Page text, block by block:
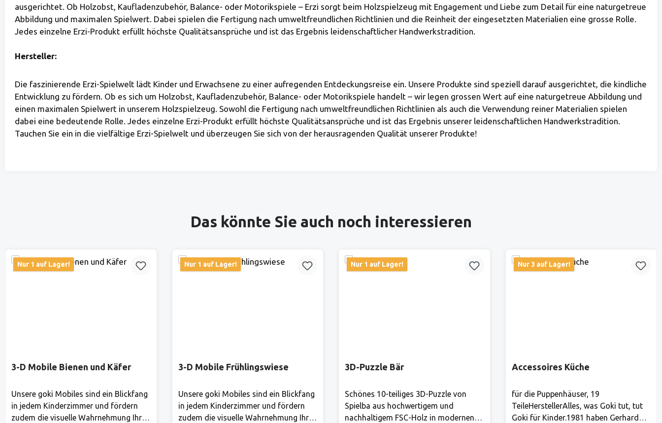
ausgerichtet. Ob Holzobst, Kaufladenzubehör, Balance- oder Motorikspiele – Erzi sorgt beim Holzspielzeug mit Engagement und Liebe zum Detail für eine naturgetreue
Abbildung und maximalen Spielwert. Dabei spielen die Fertigung nach umweltfreundlichen Richtlinien und die Reinheit der eingesetzten Materialien eine grosse Rolle.
Jedes einzelne Erzi-Produkt erfüllt höchste Qualitätsansprüche und ist das Ergebnis leidenschaftlicher Handwerkstradition.
Hersteller:
Die faszinierende Erzi-Spielwelt lädt Kinder und Erwachsene zu einer aufregenden Entdeckungsreise ein. Unsere Produkte sind speziell darauf ausgerichtet, die kindliche
Entwicklung zu fördern. Ob es sich um Holzobst, Kaufladenzubehör, Balance- oder Motorikspiele handelt – wir legen grossen Wert auf eine naturgetreue Abbildung und
einen maximalen Spielwert in unserem Holzspielzeug. Sowohl die Fertigung nach umweltfreundlichen Richtlinien als auch die Verwendung reiner Materialien spielen
dabei eine bedeutende Rolle. Jedes einzelne Erzi-Produkt erfüllt höchste Qualitätsansprüche und ist das Ergebnis unserer leidenschaftlichen Handwerkstradition.
Tauchen Sie ein in die vielfältige Erzi-Spielwelt und überzeugen Sie sich von der herausragenden Qualität unserer Produkte!
Das könnte Sie auch noch interessieren
Nur 1 auf Lager!
3-D Mobile Bienen und Käfer
Unsere goki Mobiles sind ein Blickfang
in jedem Kinderzimmer und fördern
zudem die visuelle Wahrnehmung Ihres
Nur 1 auf Lager!
3-D Mobile Frühlingswiese
Unsere goki Mobiles sind ein Blickfang
in jedem Kinderzimmer und fördern
zudem die visuelle Wahrnehmung Ihres
Nur 1 auf Lager!
3D-Puzzle Bär
Schönes 10-teiliges 3D-Puzzle von
Spielba aus hochwertigem und
nachhaltigem FSC-Holz in modernen
Nur 3 auf Lager!
Accessoires Küche
für die Puppenhäuser, 19
TeileHerstellerAlles, was Goki tut, tut
Goki für Kinder.1981 haben Gerhard